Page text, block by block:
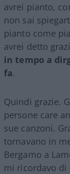
avrei pianto,
non sai
pianto come
avrei detto
in tempo a
fa.
Quindi grazie.
persone care
sue canzoni.
tornavano in
Bergamo a
mi ricordavo di